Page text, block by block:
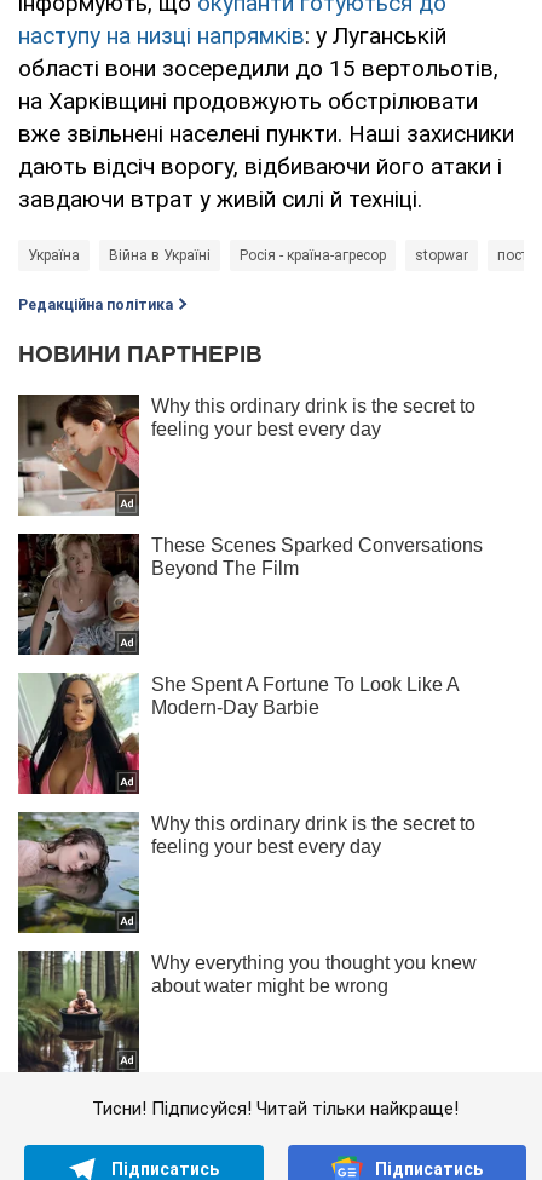
наступу на низці напрямків: у Луганській
області вони зосередили до 15 вертольотів,
на Харківщині продовжують обстрілювати
вже звільнені населені пункти. Наші захисники
дають відсіч ворогу, відбиваючи його атаки і
завдаючи втрат у живій силі й техніці.
Україна Війна в Україні Росія - країна-агресор stopwar
Редакційна політика
Тисни! Підписуйся! Читай тільки найкраще!
Підписатись Підписатись